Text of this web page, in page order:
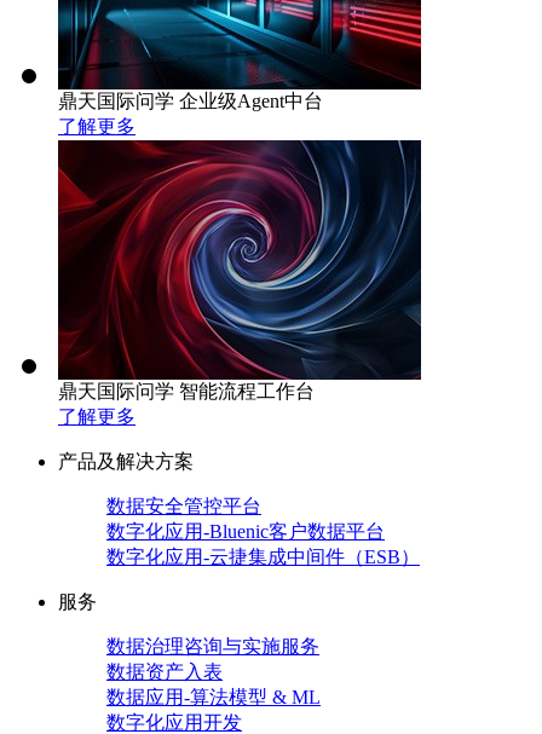
鼎天国际问学 企业级Agent中台
了解更多
鼎天国际问学 智能流程工作台
了解更多
产品及解决方案
数据安全管控平台
数字化应用-Bluenic客户数据平台
数字化应用-云捷集成中间件（ESB）
服务
数据治理咨询与实施服务
数据资产入表
数据应用-算法模型 & ML
数字化应用开发